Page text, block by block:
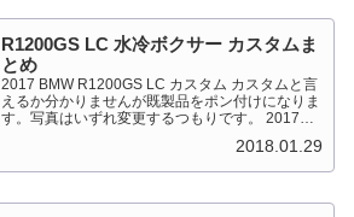
R1200GS LC 水冷ボクサー カスタムま
とめ
2017 BMW R1200GS LC カスタム カスタムと言
えるか分かりませんが既製品をポン付けになりま
す。写真はいずれ変更するつもりです。 2017
2018.01.29